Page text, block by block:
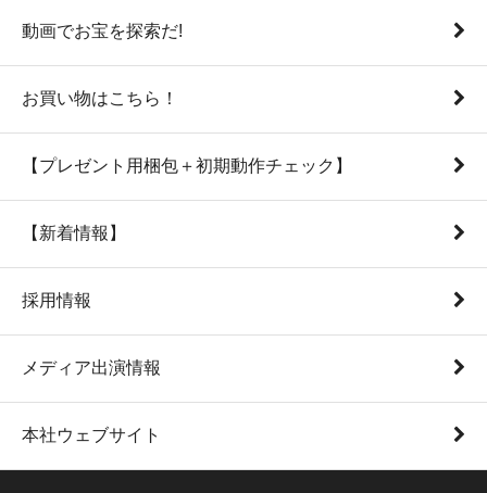
動画でお宝を探索だ!
お買い物はこちら！
【プレゼント用梱包＋初期動作チェック】
【新着情報】
採用情報
メディア出演情報
本社ウェブサイト